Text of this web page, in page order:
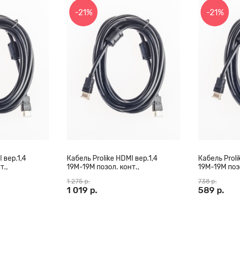
вер.1,4
-21%
Кабель Prolike HDMI вер.1,4
19М-19М позол. конт.,
1 275 р.
1 019 р.
-21%
Кабель
19М-19М
738 р.
589 р.